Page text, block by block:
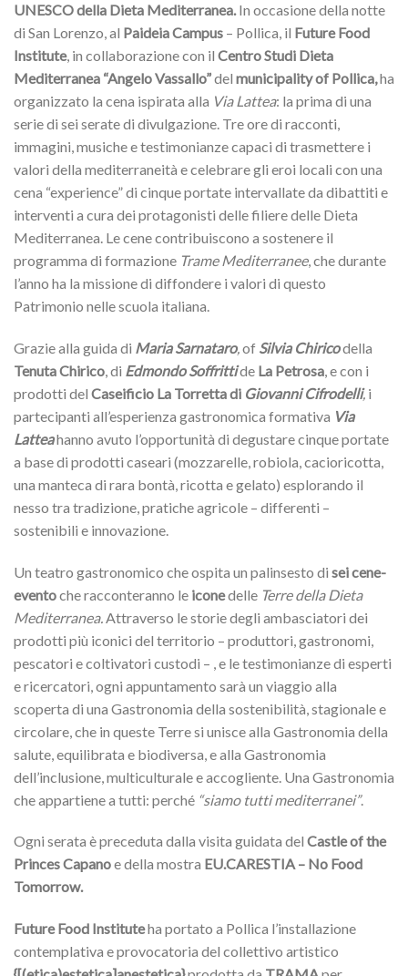
UNESCO della Dieta Mediterranea.In occasione della notte
di San Lorenzo, al Paideia Campus – Pollica, il Future Food
Institute, in collaborazione con il Centro Studi Dieta
Mediterranea “Angelo Vassallo”del municipality of Pollica,ha
organizzato la cena ispirata alla Via Lattea: la prima di una
serie di sei serate di divulgazione. Tre ore di racconti,
immagini, musiche e testimonianze capaci di trasmettere i
valori della mediterraneità e celebrare gli eroi locali con una
cena “experience” di cinque portate intervallate da dibattiti e
interventi a cura dei protagonisti delle filiere delle Dieta
Mediterranea. Le cene contribuiscono a sostenere il
programma di formazione Trame Mediterranee, che durante
l’anno ha la missione di diffondere i valori di questo
Patrimonio nelle scuola italiana.
Grazie alla guida di Maria Sarnataro,of Silvia Chiricodella
Tenuta Chirico, di Edmondo Soffrittide La Petrosa, e con i
prodotti del Caseificio La Torretta di Giovanni Cifrodelli, i
partecipanti all’esperienza gastronomica formativa Via
Latteahanno avuto l’opportunità di degustare cinque portate
a base di prodotti caseari (mozzarelle, robiola, cacioricotta,
una manteca di rara bontà, ricotta e gelato) esplorando il
nesso tra tradizione, pratiche agricole – differenti –
sostenibili e innovazione.
Un teatro gastronomico che ospita un palinsesto di sei cene-
eventoche racconteranno le iconedelle Terre della Dieta
Mediterranea. Attraverso le storie degli ambasciatori dei
prodotti più iconici del territorio – produttori, gastronomi,
pescatori e coltivatori custodi – , e le testimonianze di esperti
e ricercatori, ogni appuntamento sarà un viaggio alla
scoperta di una Gastronomia della sostenibilità, stagionale e
circolare, che in queste Terre si unisce alla Gastronomia della
salute, equilibrata e biodiversa, e alla Gastronomia
dell’inclusione, multiculturale e accogliente. Una Gastronomia
che appartiene a tutti: perché “siamo tutti mediterranei”.
Ogni serata è preceduta dalla visita guidata del Castle of the
Princes Capanoe della mostra EU.CARESTIA – No Food
Tomorrow.
Future Food Instituteha portato a Pollica l’installazione
contemplativa e provocatoria del collettivo artistico